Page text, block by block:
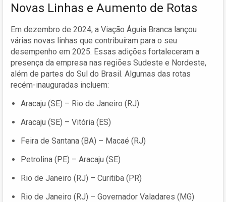
Novas Linhas e Aumento de Rotas
Em dezembro de 2024, a Viação Águia Branca lançou
várias novas linhas que contribuíram para o seu
desempenho em 2025. Essas adições fortaleceram a
presença da empresa nas regiões Sudeste e Nordeste,
além de partes do Sul do Brasil. Algumas das rotas
recém-inauguradas incluem:
Aracaju (SE) – Rio de Janeiro (RJ)
Aracaju (SE) – Vitória (ES)
Feira de Santana (BA) – Macaé (RJ)
Petrolina (PE) – Aracaju (SE)
Rio de Janeiro (RJ) – Curitiba (PR)
Rio de Janeiro (RJ) – Governador Valadares (MG)